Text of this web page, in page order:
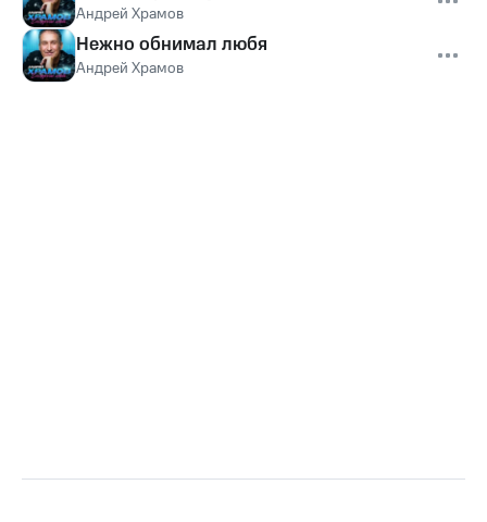
Андрей Храмов
Нежно обнимал любя
Андрей Храмов